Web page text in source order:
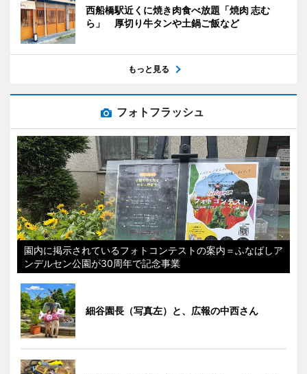
西船橋駅近くに焼き肉食べ放題「焼肉 志む
ら」 厚切り牛タンや土鍋ご飯など
もっと見る
フォトフラッシュ
園内に掲示されているフォトコンテストの案内＝ふなばしア
ンデルセン公園が30周年で記念事業
細谷園長（写真左）と、広報の中西さん